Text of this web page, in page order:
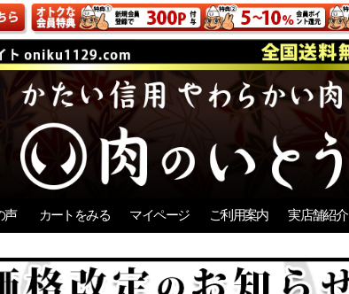
声 カートをみる マイページ ご利用案内 実店舗紹介